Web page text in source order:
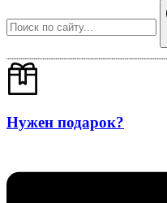
Нужен подарок?